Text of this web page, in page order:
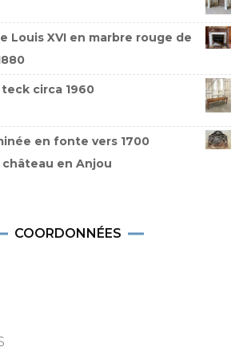
Louis XVI en marbre rouge de
circa 1960
en fonte vers 1700
en Anjou
COORDONNÉES